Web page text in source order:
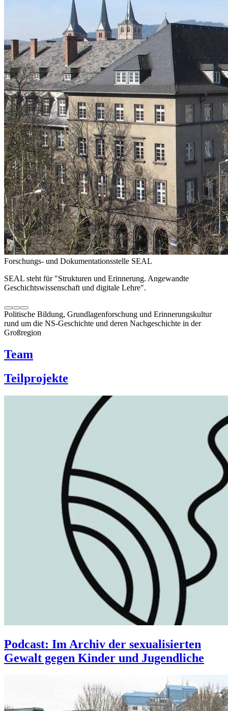
Forschungs- und Dokumentationsstelle SEAL
SEAL steht für "Strukturen und Erinnerung. Angewandte
Geschichtswissenschaft und digitale Lehre".
Politische Bildung, Grundlagenforschung und Erinnerungskultur
rund um die NS-Geschichte und deren Nachgeschichte in der
Großregion
Team
Teilprojekte
Podcast: Im Archiv der sexualisierten
Gewalt gegen Kinder und Jugendliche